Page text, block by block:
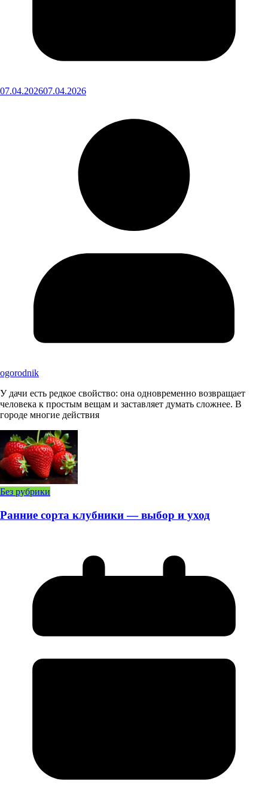
07.04.202607.04.2026
ogorodnik
У дачи есть редкое свойство: она одновременно возвращает
человека к простым вещам и заставляет думать сложнее. В
городе многие действия
Без рубрики
Ранние сорта клубники — выбор и уход